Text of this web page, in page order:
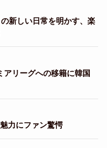
新しい日常を明かす、楽
アリーグへの移籍に韓国
力にファン驚愕